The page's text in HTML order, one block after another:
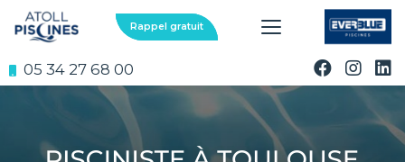
au
contenu
05 34 27 68 00
Rappel gratuit